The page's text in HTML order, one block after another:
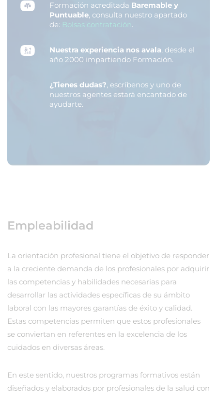
Formación acreditada Baremable y
Puntuable, consulta nuestro apartado
de: Bolsas contratación.
Nuestra experiencia nos avala, desde el
año 2000 impartiendo Formación.
¿Tienes dudas?, escríbenos y uno de
nuestros agentes estará encantado de
ayudarte.
Empleabilidad
La orientación profesional tiene el objetivo de responder
a la creciente demanda de los profesionales por adquirir
las competencias y habilidades necesarias para
desarrollar las actividades específicas de su ámbito
laboral con las mayores garantías de éxito y calidad.
Estas competencias permiten que estos profesionales
se conviertan en referentes en la excelencia de los
cuidados en diversas áreas.
En este sentido, nuestros programas formativos están
diseñados y elaborados por profesionales de la salud con